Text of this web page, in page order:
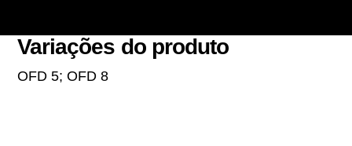
Variações do produto
OFD 5; OFD 8